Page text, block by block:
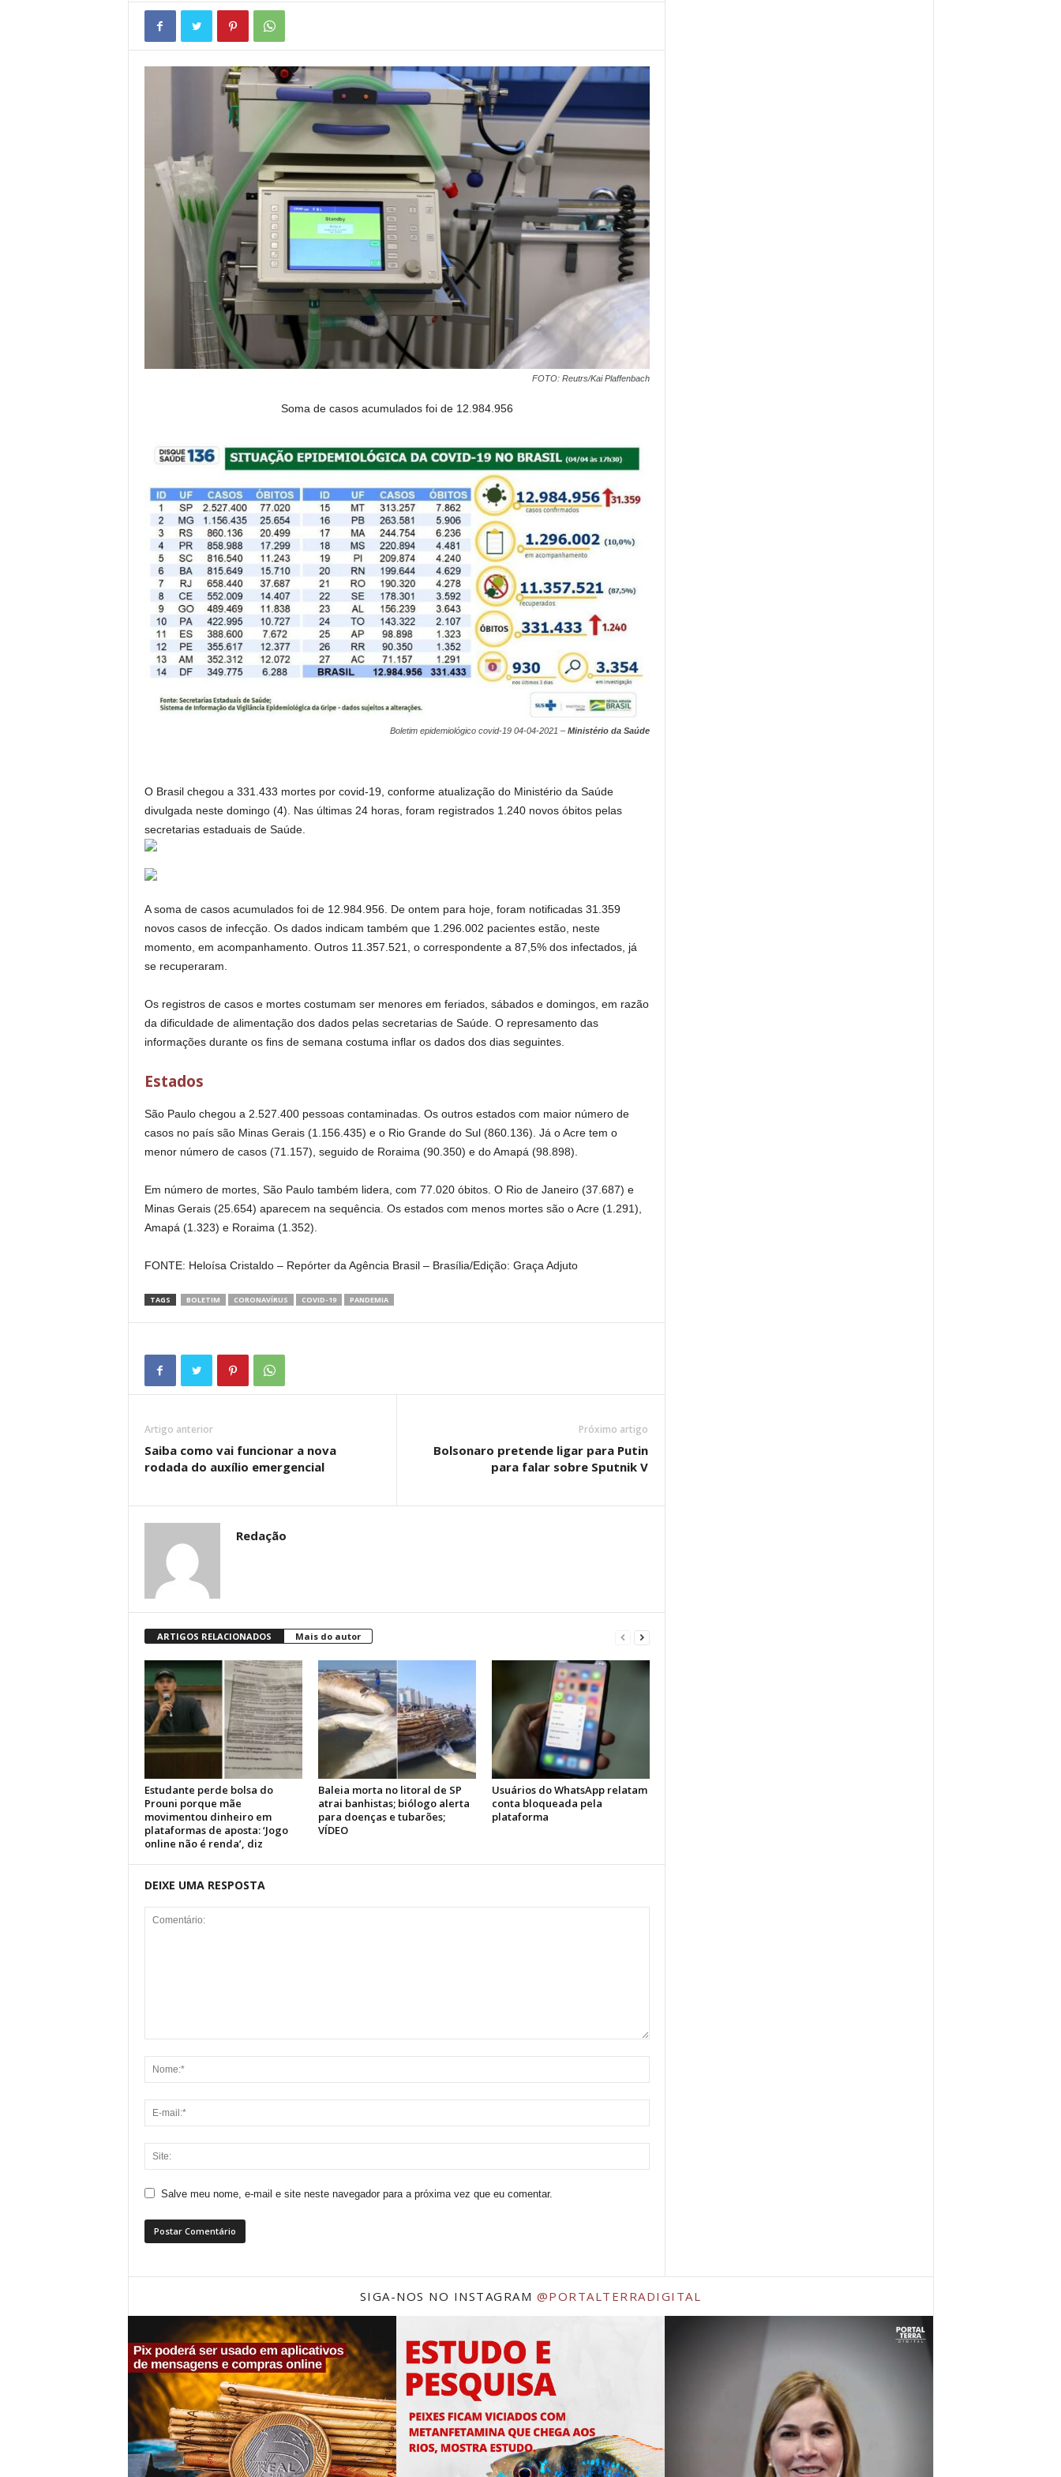
FOTO: Reutrs/Kai Plaffenbach
Soma de casos acumulados foi de 12.984.956
Boletim epidemiológico covid-19 04-04-2021 – Ministério da Saúde
O Brasil chegou a 331.433 mortes por covid-19, conforme atualização do Ministério da Saúde
divulgada neste domingo (4). Nas últimas 24 horas, foram registrados 1.240 novos óbitos pelas
secretarias estaduais de Saúde.
A soma de casos acumulados foi de 12.984.956. De ontem para hoje, foram notificadas 31.359
novos casos de infecção. Os dados indicam também que 1.296.002 pacientes estão, neste
momento, em acompanhamento. Outros 11.357.521, o correspondente a 87,5% dos infectados, já
se recuperaram.
Os registros de casos e mortes costumam ser menores em feriados, sábados e domingos, em razão
da dificuldade de alimentação dos dados pelas secretarias de Saúde. O represamento das
informações durante os fins de semana costuma inflar os dados dos dias seguintes.
Estados
São Paulo chegou a 2.527.400 pessoas contaminadas. Os outros estados com maior número de
casos no país são Minas Gerais (1.156.435) e o Rio Grande do Sul (860.136). Já o Acre tem o
menor número de casos (71.157), seguido de Roraima (90.350) e do Amapá (98.898).
Em número de mortes, São Paulo também lidera, com 77.020 óbitos. O Rio de Janeiro (37.687) e
Minas Gerais (25.654) aparecem na sequência. Os estados com menos mortes são o Acre (1.291),
Amapá (1.323) e Roraima (1.352).
FONTE: Heloísa Cristaldo – Repórter da Agência Brasil – Brasília/Edição: Graça Adjuto
TAGS BOLETIM CORONAVÍRUS COVID-19 PANDEMIA
Artigo anterior
Saiba como vai funcionar a nova
rodada do auxílio emergencial
Próximo artigo
Bolsonaro pretende ligar para Putin
para falar sobre Sputnik V
Redação
ARTIGOS RELACIONADOS Mais do autor
Estudante perde bolsa do
Prouni porque mãe
movimentou dinheiro em
plataformas de aposta: ‘Jogo
online não é renda’, diz
Baleia morta no litoral de SP
atrai banhistas; biólogo alerta
para doenças e tubarões;
VÍDEO
Usuários do WhatsApp relatam
conta bloqueada pela
plataforma
DEIXE UMA RESPOSTA
Salve meu nome, e-mail e site neste navegador para a próxima vez que eu comentar.
SIGA-NOS NO INSTAGRAM @PORTALTERRADIGITAL